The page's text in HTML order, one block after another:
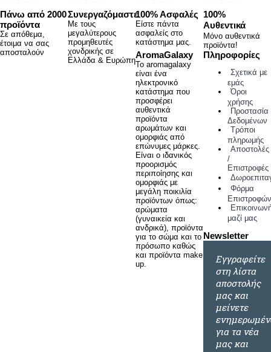
Πάνω από 2000
προϊόντα
Σε απόθεμα,
έτοιμα να σας
αποσταλούν
Συνεργαζόμαστε
Με τους
μεγαλύτερους
προμηθευτές
χονδρικής σε
Ελλάδα & Ευρώπη
100% Ασφαλές
Είστε πάντα
ασφαλείς στο
κατάστημα μας.
100%
Αυθεντικά
Μόνο αυθεντικά
προϊόντα!
AromaGalaxy
Το aromagalaxy
είναι ένα
ηλεκτρονικό
κατάστημα που
προσφέρει
αυθεντικά
προϊόντα
αρωμάτων και
ομορφιάς από
επώνυμες μάρκες.
Είναι ο ιδανικός
προορισμός
περιποίησης και
ομορφιάς με
μεγάλη ποικιλία
προϊόντων όπως:
αρώματα
(γυναικεία και
ανδρικά), προϊόντα
για το σώμα και το
πρόσωπο καθώς
και προϊόντα make
up.
Πληροφορίες
Σχετικά με
εμάς
Όροι
χρήσης
Προστασία
Δεδομένων
Τρόποι
πληρωμής
Αποστολές
/
Επιστροφές
Φόρμα
Επιστροφών
μαζί μας
Newsletter
Εγγραφείτε
στη λίστα
αποστολής
μας και
μείνετε
για τα νέα
μας και